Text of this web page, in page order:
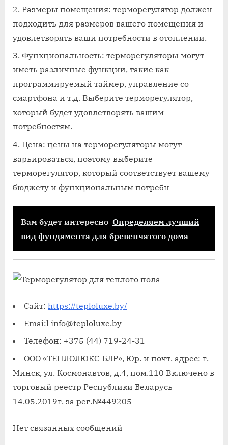
Размеры помещения: терморегулятор должен
подходить для размеров вашего помещения и
удовлетворять ваши потребности в отоплении.
Функциональность: терморегуляторы могут
иметь различные функции, такие как
программируемый таймер, управление со
смартфона и т.д. Выберите терморегулятор,
который будет удовлетворять вашим
потребностям.
Цена: цены на терморегуляторы могут
варьироваться, поэтому выберите
терморегулятор, который соответствует вашему
бюджету и функциональным потребн
Вам будет интересно Определяем лучший
вид фундамента для бревенчатого дома
Сайт: https://teploluxe.by/
Emai:l info@teploluxe.by
Телефон: +375 (44) 719-24-31
ООО «ТЕПЛОЛЮКС-БЛР», Юр. и почт. адрес: г.
Минск, ул. Коcмонавтов, д.4, пом.110 Включено в
торговый реестр Республики Беларусь
14.05.2019г. за рег.№449205
Нет связанных сообщений